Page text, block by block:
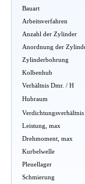
Bauart
Arbeitsverfahren
Anzahl der Zylinder
Anordnung der
Zylinderbohrung
Kolbenhub
Verhältnis Dmr. / H
Hubraum
Verdichtungsverhältnis
Leistung, max
Drehmoment, max
Kurbelwelle
Pleuellager
Schmierung